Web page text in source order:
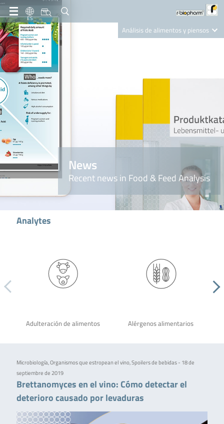
ES
Análisis de alimentos y piensos
Nutrition Care
News
Recent news in Food & Feed Analysis
Analytes
Adulteración de alimentos Alérgenos alimentarios
Microbiología, Organismos que estropean el vino, Spoilers de bebidas - 18 de
septiembre de 2019
Brettanomyces en el vino: Cómo detectar el
deterioro causado por levaduras